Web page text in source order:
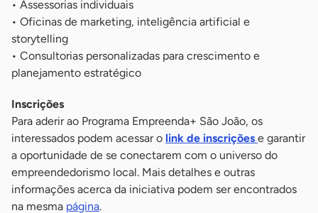
• Assessorias individuais
• Oficinas de marketing, inteligência artificial e
storytelling
• Consultorias personalizadas para crescimento e
planejamento estratégico
Inscrições
Para aderir ao Programa Empreenda+ São João, os
interessados podem acessar o link de inscrições e garantir
a oportunidade de se conectarem com o universo do
empreendedorismo local. Mais detalhes e outras
informações acerca da iniciativa podem ser encontrados
na mesma página.